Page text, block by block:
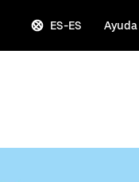
ES-ES Ayuda